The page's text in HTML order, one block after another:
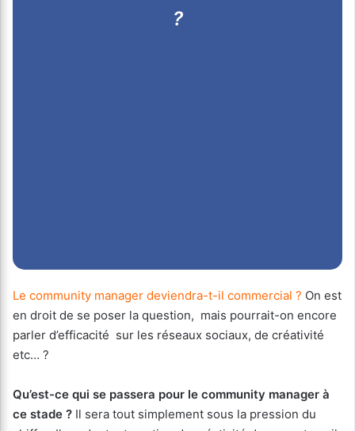
?
Le community manager deviendra-t-il commercial ? On est
en droit de se poser la question, mais pourrait-on encore
parler d’efficacité sur les réseaux sociaux, de créativité
etc… ?
Qu’est-ce qui se passera pour le community manager à
ce stade ? Il sera tout simplement sous la pression du